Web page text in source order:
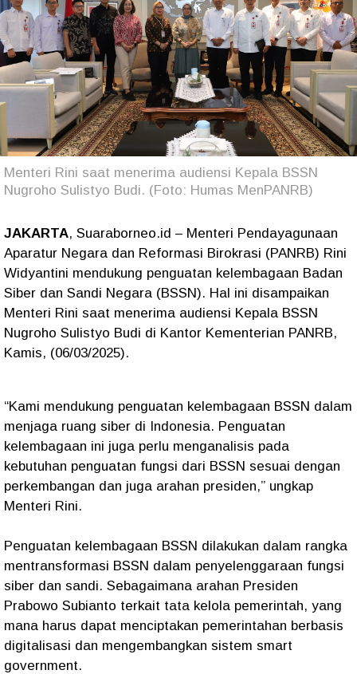
Menteri Rini saat menerima audiensi Kepala BSSN
Nugroho Sulistyo Budi. (Foto: Humas MenPANRB)
JAKARTA, Suaraborneo.id – Menteri Pendayagunaan
Aparatur Negara dan Reformasi Birokrasi (PANRB) Rini
Widyantini mendukung penguatan kelembagaan Badan
Siber dan Sandi Negara (BSSN). Hal ini disampaikan
Menteri Rini saat menerima audiensi Kepala BSSN
Nugroho Sulistyo Budi di Kantor Kementerian PANRB,
Kamis, (06/03/2025).
“Kami mendukung penguatan kelembagaan BSSN dalam
menjaga ruang siber di Indonesia. Penguatan
kelembagaan ini juga perlu menganalisis pada
kebutuhan penguatan fungsi dari BSSN sesuai dengan
perkembangan dan juga arahan presiden,” ungkap
Menteri Rini.
Penguatan kelembagaan BSSN dilakukan dalam rangka
mentransformasi BSSN dalam penyelenggaraan fungsi
siber dan sandi. Sebagaimana arahan Presiden
Prabowo Subianto terkait tata kelola pemerintah, yang
mana harus dapat menciptakan pemerintahan berbasis
digitalisasi dan mengembangkan sistem smart
government.